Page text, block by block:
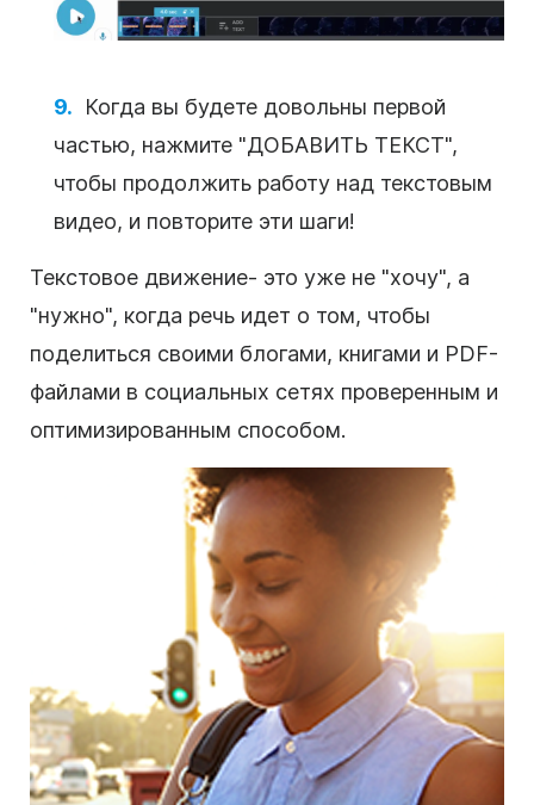
Когда вы будете довольны первой
частью, нажмите "ДОБАВИТЬ ТЕКСТ",
чтобы продолжить работу над текстовым
видео, и повторите эти шаги!
Текстовое движение- это уже не "хочу", а
"нужно", когда речь идет о том, чтобы
поделиться своими блогами, книгами и PDF-
файлами в социальных сетях проверенным и
оптимизированным способом.